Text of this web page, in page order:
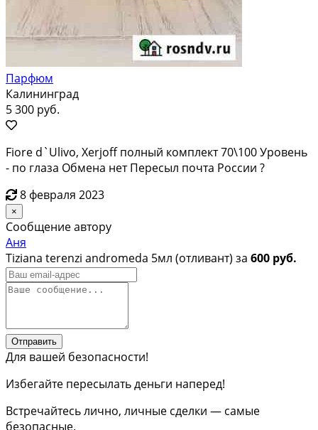
Парфюм
Калининград
5 300 руб.
Fiore d`Ulivo, Xerjoff полный комплект 70\100 Уровень
- по глаза Обмена нет Пересыл почта России ?
8 февраля 2023
×
Сообщение автору
Аня
Tiziana terenzi andromeda 5мл (отливант) за 600 руб.
Отправить
Для вашей безопасности!
Избегайте пересылать деньги наперед!
Встречайтесь лично, личные сделки — самые
безопасные.